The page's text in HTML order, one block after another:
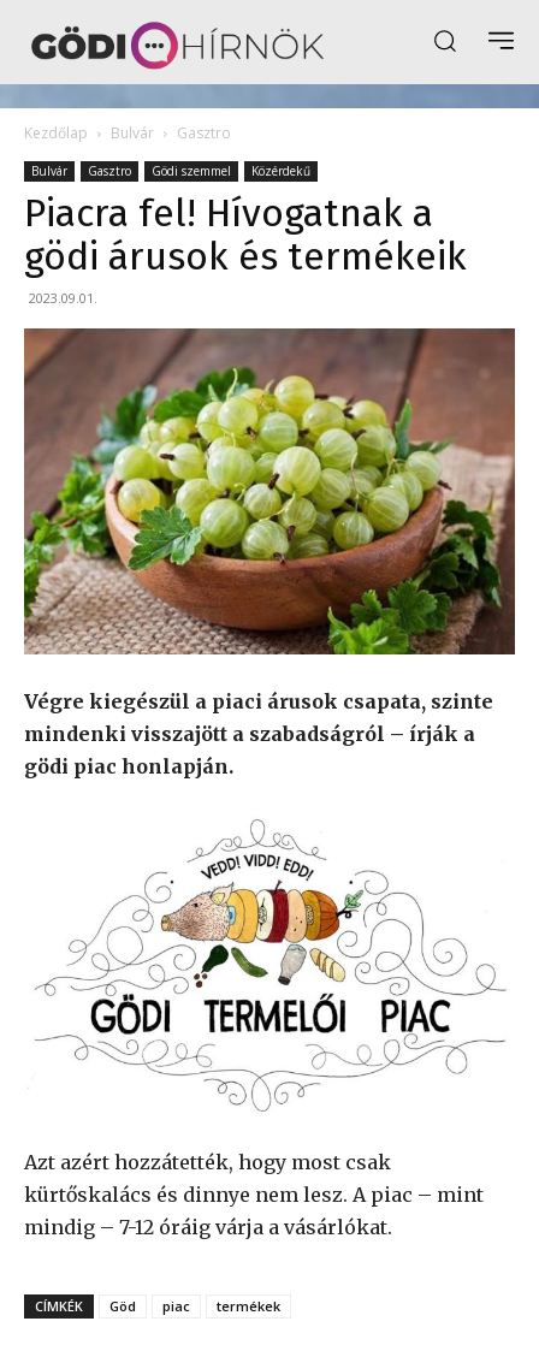
Kezdőlap Bulvár Gasztro
Bulvár Gasztro Gödi szemmel Közérdekű
Piacra fel! Hívogatnak a
gödi árusok és termékeik
2023.09.01.
Végre kiegészül a piaci árusok csapata, szinte
mindenki visszajött a szabadságról – írják a
gödi piac honlapján.
Azt azért hozzátették, hogy most csak
kürtőskalács és dinnye nem lesz. A piac – mint
mindig – 7-12 óráig várja a vásárlókat.
CÍMKÉK Göd piac termékek